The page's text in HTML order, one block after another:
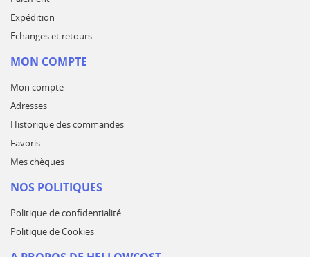
Expédition
Echanges et retours
MON COMPTE
Mon compte
Adresses
Historique des commandes
Favoris
Mes chèques
NOS POLITIQUES
Politique de confidentialité
Politique de Cookies